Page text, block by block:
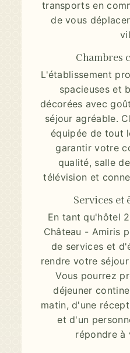
transports en
de vous
Chambres
L'établissement
spacieuses et
décorées avec
séjour agréable.
équipée de tout
garantir votre
qualité, salle
télévision et
Services et
En tant qu'hôtel
Château - Amiris
de services et
rendre votre
Vous pourrez
déjeuner
matin, d'une
et d'un
répondre à